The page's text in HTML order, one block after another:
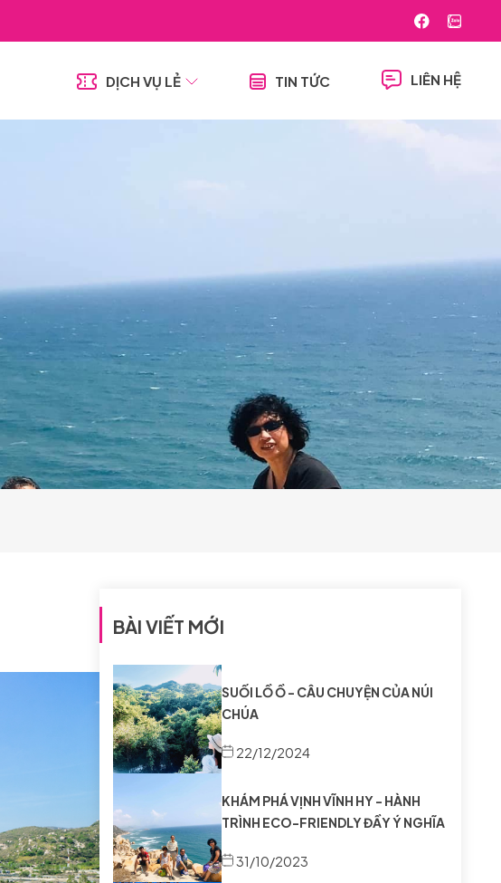
DỊCH VỤ LẺ TIN TỨC LIÊN HỆ
BÀI VIẾT MỚI
SUỐI LỒ Ồ - CÂU CHUYỆN CỦA NÚI
CHÚA
22/12/2024
KHÁM PHÁ VỊNH VĨNH HY - HÀNH
TRÌNH ECO-FRIENDLY ĐẦY Ý NGHĨA
31/10/2023